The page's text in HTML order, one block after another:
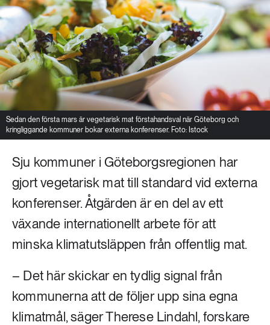
Sedan den första mars är vegetarisk mat förstahandsval när Göteborg och
kringliggande kommuner bokar externa konferenser. Foto: Istock
Sju kommuner i Göteborgsregionen har
gjort vegetarisk mat till standard vid externa
konferenser. Åtgärden är en del av ett
växande internationellt arbete för att
minska klimatutsläppen från offentlig mat.
– Det här skickar en tydlig signal från
kommunerna att de följer upp sina egna
klimatmål, säger Therese Lindahl, forskare